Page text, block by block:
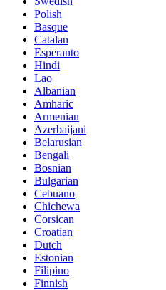
Polish
Basque
Catalan
Esperanto
Hindi
Lao
Albanian
Amharic
Armenian
Azerbaijani
Belarusian
Bengali
Bosnian
Bulgarian
Cebuano
Chichewa
Corsican
Croatian
Dutch
Estonian
Filipino
Finnish